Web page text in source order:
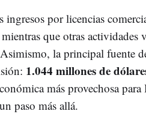
ingresos por licencias
que otras actividades
la principal fuente
1.044 millones de
más provechosa
paso más allá.